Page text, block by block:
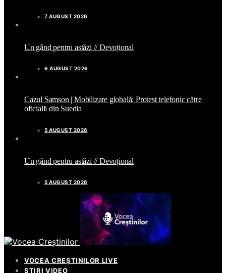
7 AUGUST 2026
Un gând pentru astăzi // Devoțional
6 AUGUST 2026
Cazul Samson | Mobilizare globală: Protest telefonic către
oficialii din Suedia
5 AUGUST 2026
Un gând pentru astăzi // Devoțional
5 AUGUST 2026
VOCEA CREȘTINILOR LIVE
ȘTIRI VIDEO